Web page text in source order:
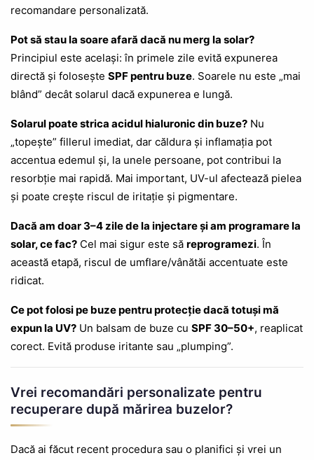
recomandare personalizată.
Pot să stau la soare afară dacă nu merg la solar?
Principiul este același: în primele zile evită expunerea
directă și folosește SPF pentru buze. Soarele nu este „mai
blând” decât solarul dacă expunerea e lungă.
Solarul poate strica acidul hialuronic din buze? Nu
„topește” fillerul imediat, dar căldura și inflamația pot
accentua edemul și, la unele persoane, pot contribui la
resorbție mai rapidă. Mai important, UV-ul afectează pielea
și poate crește riscul de iritație și pigmentare.
Dacă am doar 3–4 zile de la injectare și am programare la
solar, ce fac? Cel mai sigur este să reprogramezi. În
această etapă, riscul de umflare/vânătăi accentuate este
ridicat.
Ce pot folosi pe buze pentru protecție dacă totuși mă
expun la UV? Un balsam de buze cu SPF 30–50+, reaplicat
corect. Evită produse iritante sau „plumping”.
Vrei recomandări personalizate pentru
recuperare după mărirea buzelor?
Dacă ai făcut recent procedura sau o planifici și vrei un